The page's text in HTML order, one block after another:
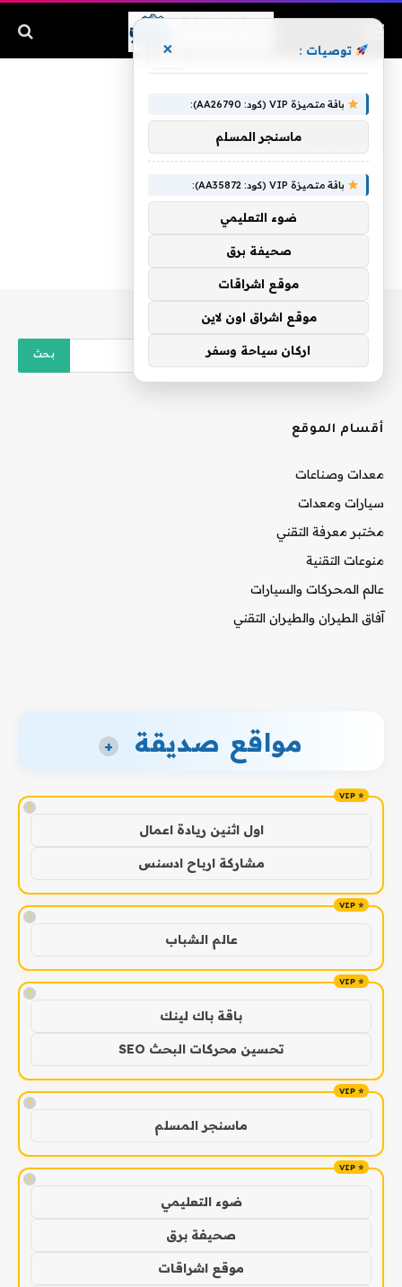
المصري ضد الزمالك
أقسام الموقع
معدات وصناعات
سيارات ومعدات
مختبر معرفة التقني
منوعات التقنية
عالم المحركات والسيارات
آفاق الطيران والطيران التقني
مواقع صديقة +
!
اول اثنين ريادة اعمال
مشاركة ارباح ادسنس
!
عالم الشباب
!
باقة باك لينك
تحسين محركات البحث SEO
!
ماسنجر المسلم
!
ضوء التعليمي
صحيفة برق
موقع اشراقات
توصيات : ×
باقة متميزة VIP (كود: AA26790):
ماسنجر المسلم
باقة متميزة VIP (كود: AA35872):
ضوء التعليمي
صحيفة برق
موقع اشراقات
موقع اشراق اون لاين
اركان سياحة وسفر